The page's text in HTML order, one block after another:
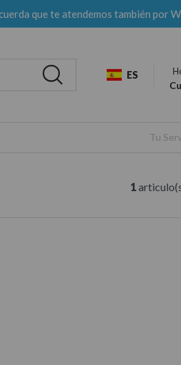
que te atendemos también por
ES
Tu
1